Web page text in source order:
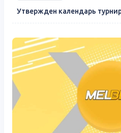
Утвержден календарь